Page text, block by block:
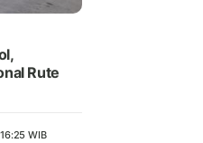
Rute
WIB